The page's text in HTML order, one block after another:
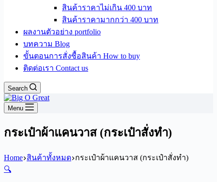
สินค้าราคาไม่เกิน 400 บาท
สินค้าราคามากกว่า 400 บาท
ผลงานตัวอย่าง portfolio
บทความ Blog
ขั้นตอนการสั่งซื้อสินค้า How to buy
ติดต่อเรา Contact us
Search
Menu
กระเป๋าผ้าแคนวาส (กระเป๋าสั่งทำ)
Home สินค้าทั้งหมด กระเป๋าผ้าแคนวาส (กระเป๋าสั่งทำ)
🔍